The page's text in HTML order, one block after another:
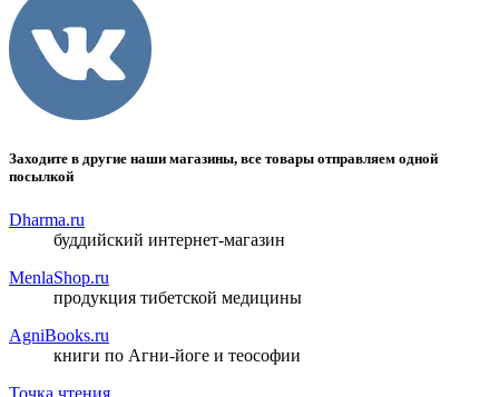
Заходите в другие наши магазины, все товары отправляем одной
посылкой
Dharma.ru
буддийский интернет-магазин
MenlaShop.ru
продукция тибетской медицины
AgniBooks.ru
книги по Агни-йоге и теософии
Точка чтения